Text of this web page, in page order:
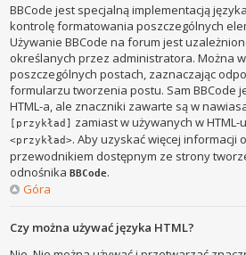
BBCode jest specjalną implementacją
kontrolę formatowania poszczególnych
Używanie BBCode na forum jest
określanych przez administratora. Można
poszczególnych postach, zaznaczając
formularzu tworzenia postu. Sam BBCode
HTML-a, ale znaczniki zawarte są w
[przykład] zamiast w używanych w
<przykład>. Aby uzyskać więcej informacji
przewodnikiem dostępnym ze strony
odnośnikaBBCode.
Góra
Czy można używać języka HTML?